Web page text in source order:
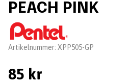
PEACH PINK
Leverantör:
Artikelnummer: XPP505-GP
85 kr